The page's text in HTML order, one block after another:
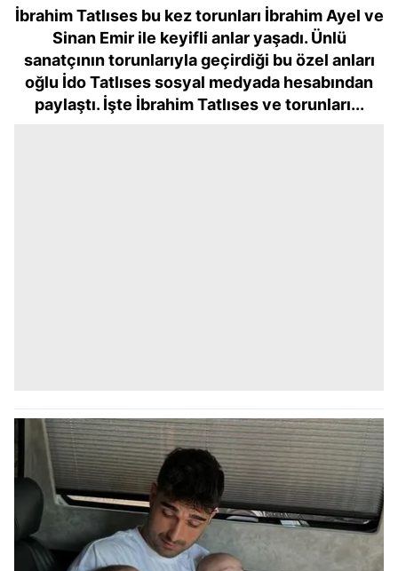
İbrahim Tatlıses bu kez torunları İbrahim Ayel ve
Sinan Emir ile keyifli anlar yaşadı. Ünlü
sanatçının torunlarıyla geçirdiği bu özel anları
oğlu İdo Tatlıses sosyal medyada hesabından
paylaştı. İşte İbrahim Tatlıses ve torunları...